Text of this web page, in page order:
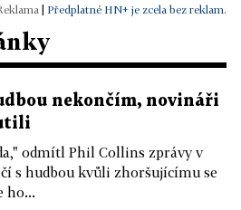
Předplatné HN+ je zcela bez reklam.
nekončím, novináři
odmítl Phil Collins zprávy v
s hudbou kvůli zhoršujícímu se
ho...